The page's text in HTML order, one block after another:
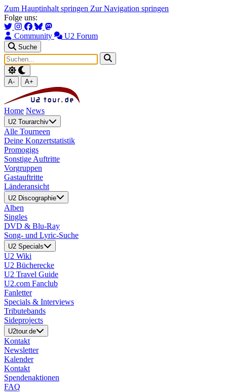
Zum Hauptinhalt springen Zur Navigation springen
Folge uns:
Community U2 Forum
Suche
A- A+
Home News
U2 Tourarchiv
Alle Tourneen
Deine Konzertstatistik
Promogigs
Sonstige Auftritte
Vorgruppen
Gastauftritte
Länderansicht
U2 Discographie
Alben
Singles
DVD & Blu-Ray
Song- und Lyric-Suche
U2 Specials
U2 Wiki
U2 Bücherecke
U2 Travel Guide
U2.com Fanclub
Fanletter
Specials & Interviews
Tributebands
Sideprojects
U2tour.de
Kontakt
Newsletter
Kalender
Kontakt
Spendenaktionen
FAQ